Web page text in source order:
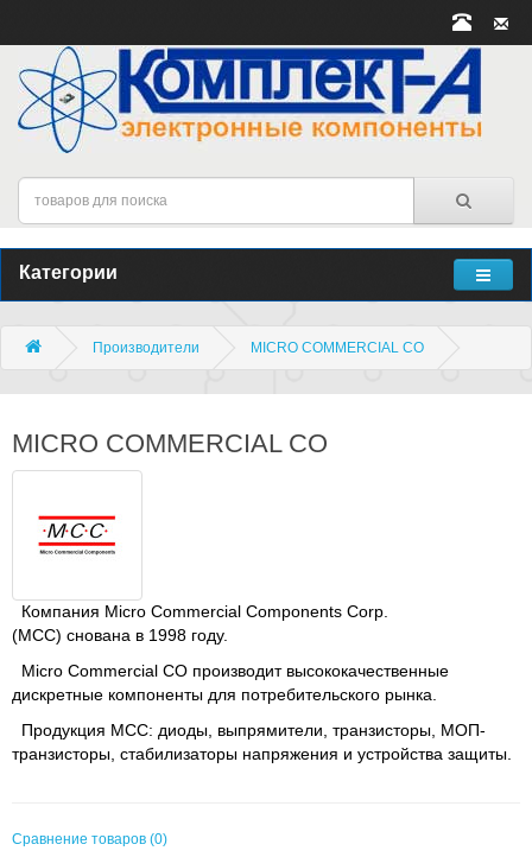
Категории
Производители MICRO COMMERCIAL CO
MICRO COMMERCIAL CO
Компания Micro Commercial Components Corp.
(MCC) снована в 1998 году.
Micro Commercial CO производит высококачественные
дискретные компоненты для потребительского рынка.
Продукция MCC: диоды, выпрямители, транзисторы, МОП-
транзисторы, стабилизаторы напряжения и устройства защиты.
Сравнение товаров (0)